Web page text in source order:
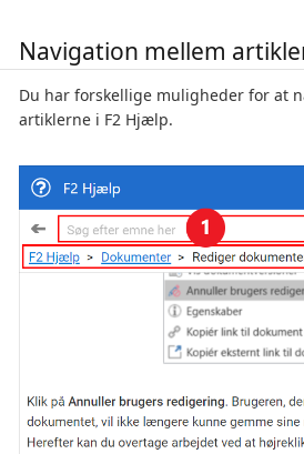
Navigation mellem
Du har forskellige muligheder for at
artiklerne i F2 Hjælp.